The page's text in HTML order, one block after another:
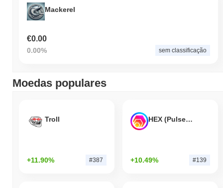
Mackerel
€0.00
0.00% sem classificação
Moedas populares
Troll
+11.90% #387
HEX (Pulsechain)
+10.49% #139